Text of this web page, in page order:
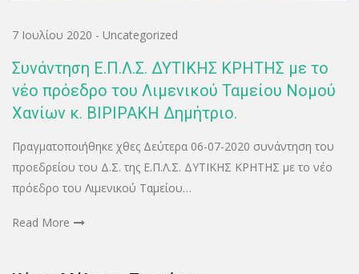
7 Ιουλίου 2020 - Uncategorized
Συνάντηση Ε.Π.Λ.Σ. ΔΥΤΙΚΗΣ ΚΡΗΤΗΣ με το
νέο πρόεδρο του Λιμενικού Ταμείου Νομού
Χανίων κ. ΒΙΡΙΡΑΚΗ Δημήτριο.
Πραγματοποιήθηκε χθες Δεύτερα 06-07-2020 συνάντηση του
προεδρείου του Δ.Σ. της Ε.Π.Λ.Σ. ΔΥΤΙΚΗΣ ΚΡΗΤΗΣ με το νέο
πρόεδρο του Λιμενικού Ταμείου…
Read More